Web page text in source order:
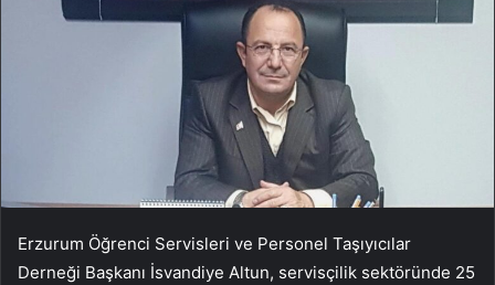
Erzurum Öğrenci Servisleri ve Personel Taşıyıcılar
Derneği Başkanı İsvandiye Altun, servisçilik sektöründe 25